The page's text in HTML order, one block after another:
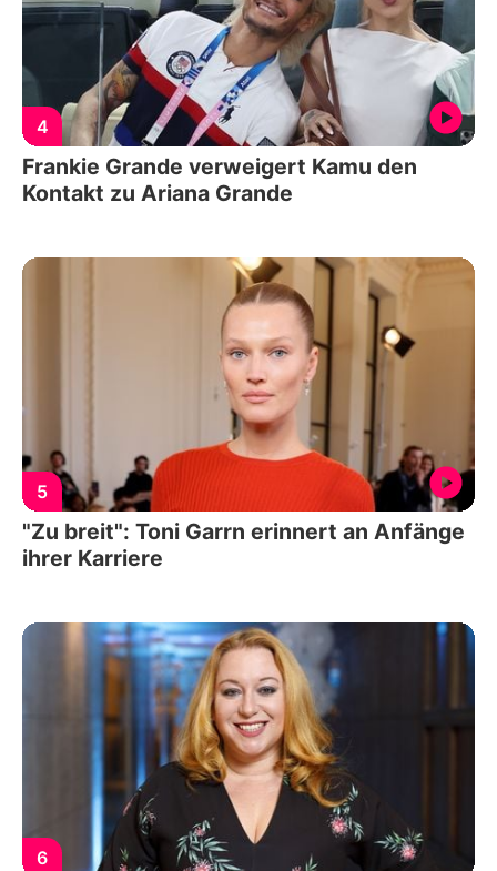
4
Frankie Grande verweigert Kamu den
Kontakt zu Ariana Grande
5
"Zu breit": Toni Garrn erinnert an Anfänge
ihrer Karriere
6